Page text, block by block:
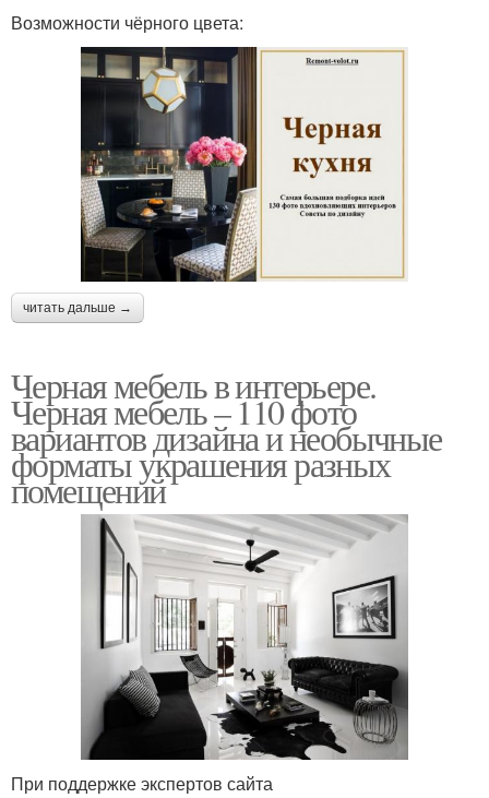
Возможности чёрного цвета:
читать дальше →
Черная мебель в интерьере.
Черная мебель – 110 фото
вариантов дизайна и необычные
форматы украшения разных
помещений
При поддержке экспертов сайта